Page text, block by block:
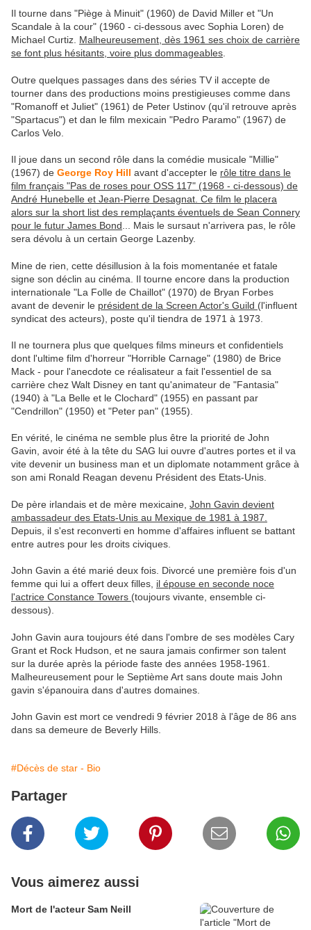
Il tourne dans "Piège à Minuit" (1960) de David Miller et "Un
Scandale à la cour" (1960 - ci-dessous avec Sophia Loren) de
Michael Curtiz. Malheureusement, dès 1961 ses choix de carrière
se font plus hésitants, voire plus dommageables
Outre quelques passages dans des séries TV il accepte de
tourner dans des productions moins prestigieuses comme dans
"Romanoff et Juliet" (1961) de Peter Ustinov (qu'il retrouve après
"Spartacus") et dan le film mexicain "Pedro Paramo" (1967) de
Carlos Velo.
Il joue dans un second rôle dans la comédie musicale "Millie"
(1967) de George Roy Hill avant d'accepter le rôle titre dans le
film français "Pas de roses pour OSS 117" (1968 - ci-dessous) de
André Hunebelle et Jean-Pierre Desagnat. Ce film le placera
alors sur la short list des remplaçants éventuels de Sean Connery
pour le futur James Bond ... Mais le sursaut n'arrivera pas, le rôle
sera dévolu à un certain George Lazenby.
Mine de rien, cette désillusion à la fois momentanée et fatale
signe son déclin au cinéma. Il tourne encore dans la production
internationale "La Folle de Chaillot" (1970) de Bryan Forbes
avant de devenir le président de la Screen Actor's Guild (l'influent
syndicat des acteurs), poste qu'il tiendra de 1971 à 1973.
Il ne tournera plus que quelques films mineurs et confidentiels
dont l'ultime film d'horreur "Horrible Carnage" (1980) de Brice
Mack - pour l'anecdote ce réalisateur a fait l'essentiel de sa
carrière chez Walt Disney en tant qu'animateur de "Fantasia"
(1940) à "La Belle et le Clochard" (1955) en passant par
"Cendrillon" (1950) et "Peter pan" (1955).
En vérité, le cinéma ne semble plus être la priorité de John
Gavin, avoir été à la tête du SAG lui ouvre d'autres portes et il va
vite devenir un business man et un diplomate notamment grâce à
son ami Ronald Reagan devenu Président des Etats-Unis.
De père irlandais et de mère mexicaine, John Gavin devient
ambassadeur des Etats-Unis au Mexique de 1981 à 1987.
Depuis, il s'est reconverti en homme d'affaires influent se battant
entre autres pour les droits civiques.
John Gavin a été marié deux fois. Divorcé une première fois d'un
femme qui lui a offert deux filles, il épouse en seconde noce
l'actrice Constance Towers (toujours vivante, ensemble ci-
dessous).
John Gavin aura toujours été dans l'ombre de ses modèles Cary
Grant et Rock Hudson, et ne saura jamais confirmer son talent
sur la durée après la période faste des années 1958-1961.
Malheureusement pour le Septième Art sans doute mais John
gavin s'épanouira dans d'autres domaines.
John Gavin est mort ce vendredi 9 février 2018 à l'âge de 86 ans
dans sa demeure de Beverly Hills.
#Décès de star - Bio
Partager
Vous aimerez aussi
Mort de l'acteur Sam Neill